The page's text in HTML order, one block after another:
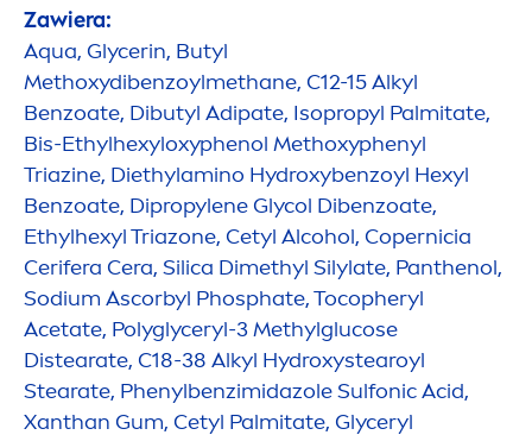
Zawiera:
Aqua, Glycerin, Butyl
Methoxydibenzoylmethane, C12-15 Alkyl
Benzoate, Dibutyl Adipate, Isopropyl Palmitate,
Bis-Ethylhexyloxyphenol Methoxyphenyl
Triazine, Diethylamino Hydroxybenzoyl Hexyl
Benzoate, Dipropylene Glycol Dibenzoate,
Ethylhexyl Triazone, Cetyl Alcohol, Copernicia
Cerifera Cera, Silica Dimethyl Silylate, Panthenol,
Sodium Ascorbyl Phosphate, Tocopheryl
Acetate, Polyglyceryl-3 Methylglucose
Distearate, C18-38 Alkyl Hydroxystearoyl
Stearate, Phenylbenzimidazole Sulfonic Acid,
Xanthan Gum, Cetyl Palmitate, Glyceryl